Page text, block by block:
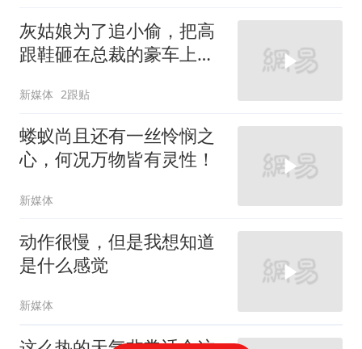
灰姑娘为了追小偷，把高
跟鞋砸在总裁的豪车上，
新媒体 2跟贴
蝼蚁尚且还有一丝怜悯之
心，何况万物皆有灵性！
新媒体
动作很慢，但是我想知道
是什么感觉
新媒体